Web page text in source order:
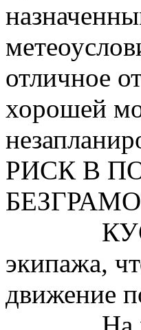
отличное
хорошей
РИСК В
экипажа,
движение